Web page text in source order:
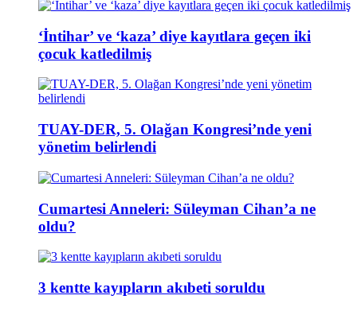
‘İntihar’ ve ‘kaza’ diye kayıtlara geçen iki
çocuk katledilmiş
TUAY-DER, 5. Olağan Kongresi’nde yeni
yönetim belirlendi
Cumartesi Anneleri: Süleyman Cihan’a ne
oldu?
3 kentte kayıpların akıbeti soruldu